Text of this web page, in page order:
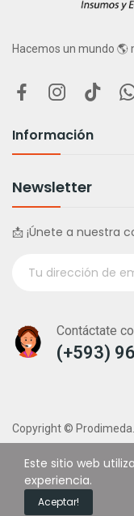
Hacemos un mundo
Información
Newsletter
📩 ¡Únete a nuestra
Contáctate
(+593)
Copyright ©
Este sitio web
experiencia.
Aceptar!